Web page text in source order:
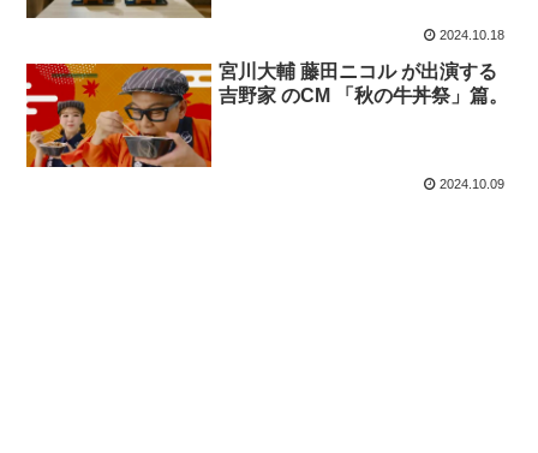
2024.10.18
宮川大輔 藤田ニコル が出演する
吉野家 のCM 「秋の牛丼祭」篇。
2024.10.09